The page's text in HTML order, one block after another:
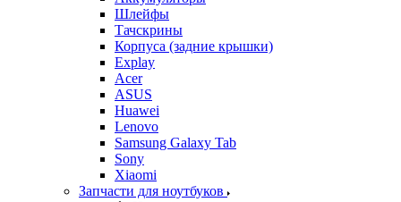
Шлейфы
Тачскрины
Корпуса (задние крышки)
Explay
Acer
ASUS
Huawei
Lenovo
Samsung Galaxy Tab
Sony
Xiaomi
Запчасти для ноутбуков